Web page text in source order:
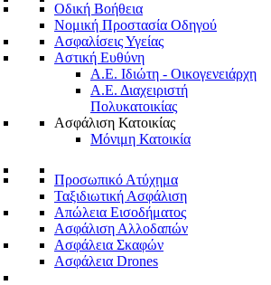
Οδική Βοήθεια
Νομική Προστασία Οδηγού
Ασφαλίσεις Υγείας
Αστική Ευθύνη
Α.Ε. Ιδιώτη - Οικογενειάρχη
Α.Ε. Διαχειριστή
Πολυκατοικίας
Ασφάλιση Κατοικίας
Μόνιμη Κατοικία
Προσωπικό Ατύχημα
Ταξιδιωτική Ασφάλιση
Απώλεια Εισοδήματος
Ασφάλιση Αλλοδαπών
Ασφάλεια Σκαφών
Ασφάλεια Drones